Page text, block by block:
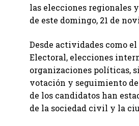
las elecciones regionales
de este domingo, 21 de
Desde actividades como
Electoral, elecciones
organizaciones políticas,
votación y seguimiento
de los candidatos han
de la sociedad civil y la